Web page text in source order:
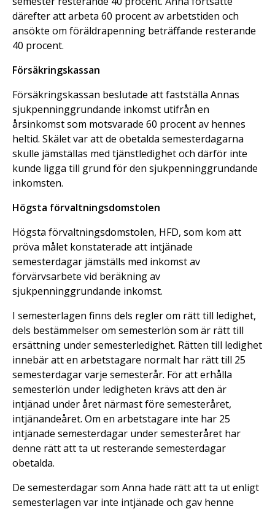
därefter att arbeta 60 procent av arbetstiden och
ansökte om föräldrapenning beträffande resterande
40 procent.
Försäkringskassan
Försäkringskassan beslutade att fastställa Annas
sjukpenninggrundande inkomst utifrån en
årsinkomst som motsvarade 60 procent av hennes
heltid. Skälet var att de obetalda semesterdagarna
skulle jämställas med tjänstledighet och därför inte
kunde ligga till grund för den sjukpenninggrundande
inkomsten.
Högsta förvaltningsdomstolen
Högsta förvaltningsdomstolen, HFD, som kom att
pröva målet konstaterade att intjänade
semesterdagar jämställs med inkomst av
förvärvsarbete vid beräkning av
sjukpenninggrundande inkomst.
I semesterlagen finns dels regler om rätt till ledighet,
dels bestämmelser om semesterlön som är rätt till
ersättning under semesterledighet. Rätten till ledighet
innebär att en arbetstagare normalt har rätt till 25
semesterdagar varje semesterår. För att erhålla
semesterlön under ledigheten krävs att den är
intjänad under året närmast före semesteråret,
intjänandeåret. Om en arbetstagare inte har 25
intjänade semesterdagar under semesteråret har
denne rätt att ta ut resterande semesterdagar
obetalda.
De semesterdagar som Anna hade rätt att ta ut enligt
semesterlagen var inte intjänade och gav henne